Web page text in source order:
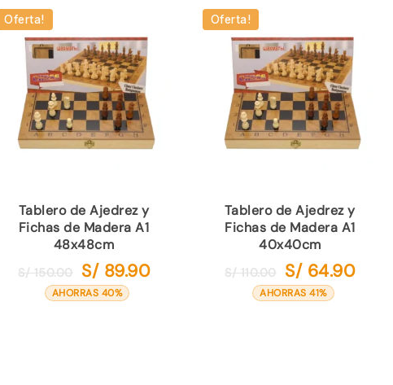
Oferta!
Tablero de Ajedrez y
Fichas de Madera A1
48x48cm
S/150.00
El
precio
S/89.90El
AHORRAS 40%
Oferta!
Tablero de Ajedrez y
Fichas de Madera A1
40x40cm
S/110.00
El
precio
S/64.90El
AHORRAS 41%